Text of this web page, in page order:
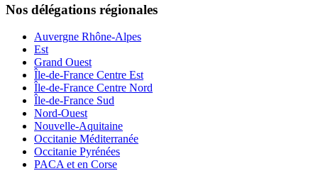
Nos délégations régionales
Auvergne Rhône-Alpes
Est
Grand Ouest
Île-de-France Centre Est
Île-de-France Centre Nord
Île-de-France Sud
Nord-Ouest
Nouvelle-Aquitaine
Occitanie Méditerranée
Occitanie Pyrénées
PACA et en Corse